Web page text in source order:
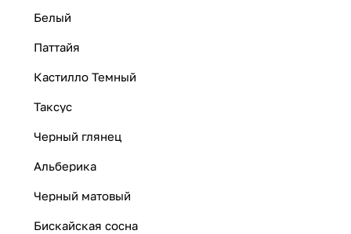
Белый
Паттайя
Кастилло Темный
Таксус
Черный глянец
Альберика
Черный матовый
Бискайская сосна